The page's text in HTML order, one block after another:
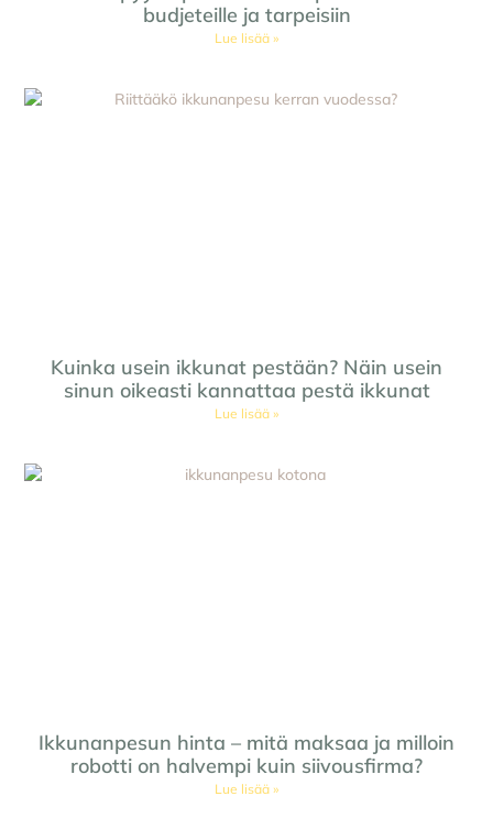
budjeteille ja tarpeisiin
Lue lisää »
Kuinka usein ikkunat pestään? Näin usein
sinun oikeasti kannattaa pestä ikkunat
Lue lisää »
Ikkunanpesun hinta – mitä maksaa ja milloin
robotti on halvempi kuin siivousfirma?
Lue lisää »